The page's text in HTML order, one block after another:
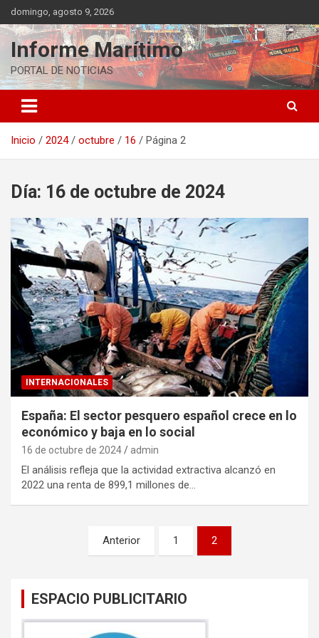
Saltar
al
contenido
domingo, agosto 9, 2026
Informe Marítimo
PORTAL DE NOTICIAS
Inicio 2024 octubre 16 Página 2
Día: 16 de octubre de 2024
INTERNACIONALES
España: El sector pesquero español crece en lo
económico y baja en lo social
16 de octubre de 2024 admin
El análisis refleja que la actividad extractiva alcanzó en
2022 una renta de 899,1 millones de…
Anterior 1 2
ESPACIO PUBLICITARIO